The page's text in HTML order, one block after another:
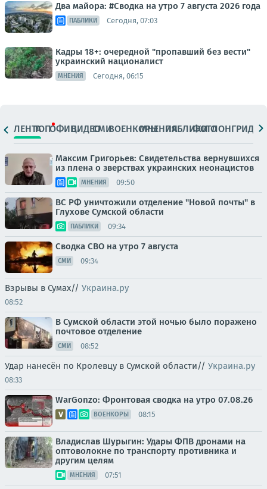
Два майора: #Сводка на утро 7 августа 2026 года
ПАБЛИКИ Сегодня, 07:03
Кадры 18+: очередной "пропавший без вести"
украинский националист
МНЕНИЯ Сегодня, 06:15
ЛЕНТАТОПОФИЦ.ВИДЕОСМИВОЕНКОРЫМНЕНИЯПАБЛИКИ
ФОТОЛОНГРИДЫ
Максим Григорьев: Свидетельства вернувшихся
из плена о зверствах украинских неонацистов
МНЕНИЯ 09:50
ВС РФ уничтожили отделение "Новой почты" в
Глухове Сумской области
ПАБЛИКИ 09:34
Сводка СВО на утро 7 августа
СМИ 09:34
Взрывы в Сумах// Украина.ру
08:52
В Сумской области этой ночью было поражено
почтовое отделение
СМИ 08:52
Удар нанесён по Кролевцу в Сумской области// Украина.ру
08:33
WarGonzo: Фронтовая сводка на утро 07.08.26
ВОЕНКОРЫ 08:15
Владислав Шурыгин: Удары ФПВ дронами на
оптоволокне по транспорту противника и
другим целям
МНЕНИЯ 07:51